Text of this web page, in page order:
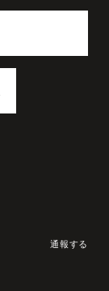
通報する